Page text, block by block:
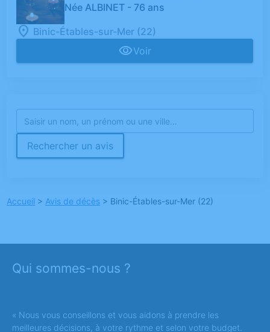
Née ALBINET - 76 ans
Binic-Étables-sur-Mer (22)
Voir
Rechercher un avis
Accueil > Avis de décès > Binic-Étables-sur-Mer (22)
Qui sommes-nous ?
« Nous vous conseillons et vous aidons à prendre les
meilleures décisions, à votre rythme et selon votre budget.